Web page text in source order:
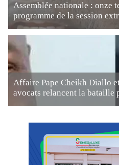
Assemblée nationale : onze
programme de la session
Affaire Pape Cheikh Diallo
avocats relancent la